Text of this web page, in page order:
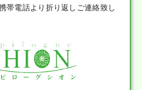
帯電話より折り返しご連絡致し